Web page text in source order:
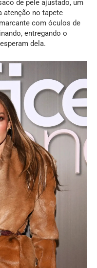
de pele ajustado, um
atenção no tapete
com óculos de
entregando o
dela.